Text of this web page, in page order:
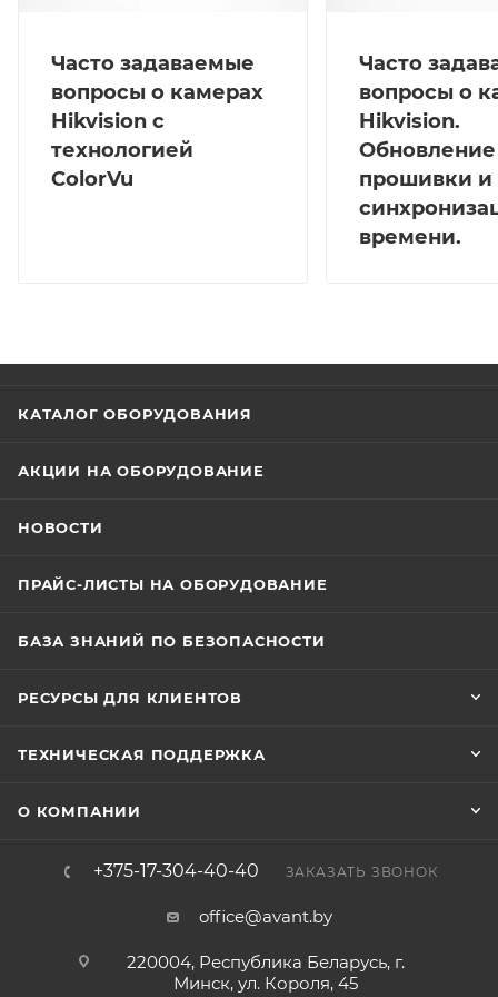
Часто задаваемые
вопросы о камерах
Hikvision с
технологией
ColorVu
Часто
вопросы о
Hikvision.
Обновление
прошивки и
времени.
КАТАЛОГ ОБОРУДОВАНИЯ
АКЦИИ НА ОБОРУДОВАНИЕ
НОВОСТИ
ПРАЙС-ЛИСТЫ НА ОБОРУДОВАНИЕ
БАЗА ЗНАНИЙ ПО БЕЗОПАСНОСТИ
РЕСУРСЫ ДЛЯ КЛИЕНТОВ
ТЕХНИЧЕСКАЯ ПОДДЕРЖКА
О КОМПАНИИ
+375-17-304-40-40 ЗАКАЗАТЬ ЗВОНОК
office@avant.by
220004, Республика Беларусь, г.
Минск, ул. Короля, 45